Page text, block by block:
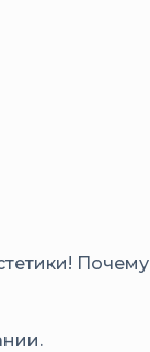
Почему